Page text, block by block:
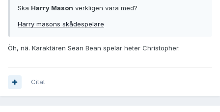
Ska Harry Mason verkligen vara med?
Harry masons skådespelare
Öh, nä. Karaktären Sean Bean spelar heter Christopher.
Citat